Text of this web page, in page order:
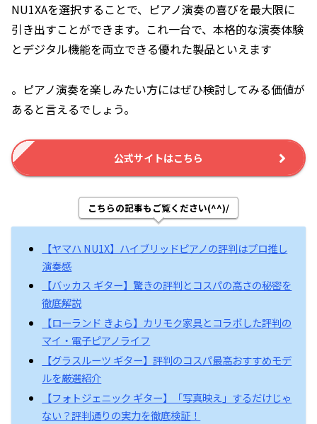
NU1XAを選択することで、ピアノ演奏の喜びを最大限に
引き出すことができます。これ一台で、本格的な演奏体験
とデジタル機能を両立できる優れた製品といえます
。ピアノ演奏を楽しみたい方にはぜひ検討してみる価値が
あると言えるでしょう。
公式サイトはこちら
こちらの記事もご覧ください(^^)/
【ヤマハ NU1X】ハイブリッドピアノの評判はプロ推し
演奏感
【バッカス ギター】驚きの評判とコスパの高さの秘密を
徹底解説
【ローランド きよら】カリモク家具とコラボした評判の
マイ・電子ピアノライフ
【グラスルーツ ギター】評判のコスパ最高おすすめモデ
ルを厳選紹介
【フォトジェニック ギター】「写真映え」するだけじゃ
ない？評判通りの実力を徹底検証！